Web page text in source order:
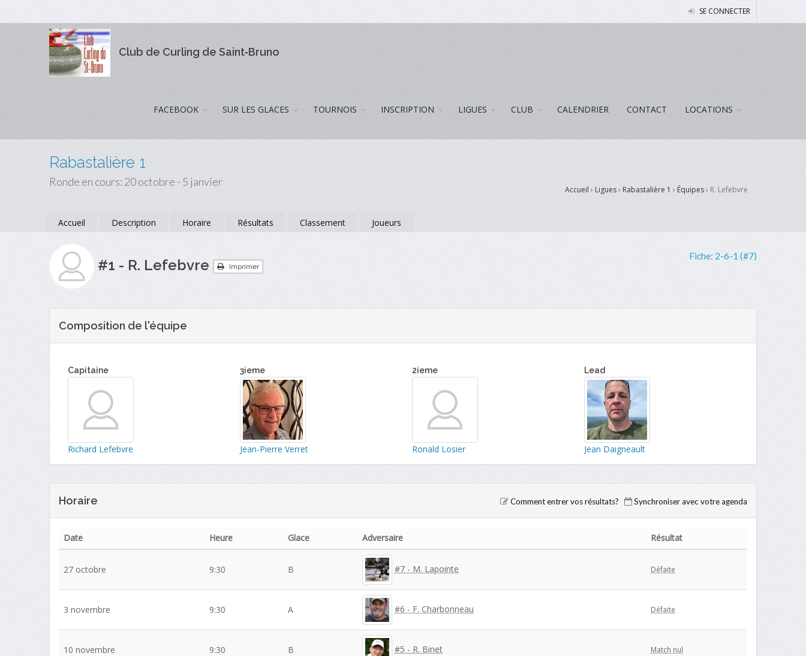
SE CONNECTER
Club de Curling de Saint‑Bruno
FACEBOOK SUR LES GLACES TOURNOIS INSCRIPTION LIGUES CLUB CALENDRIER CONTACT LOCATIONS
Rabastalière 1
Ronde en cours: 20 octobre - 5 janvier
Accueil › Ligues› Rabastalière 1 › Équipes› R. Lefebvre
Accueil Description Horaire Résultats Classement Joueurs
#1 - R. Lefebvre Imprimer
Fiche: 2-6-1 (#7)
Composition de l'équipe
Capitaine
Richard Lefebvre
3ieme
Jean-Pierre Verret
2ieme
Ronald Losier
Lead
Jean Daigneault
Horaire Comment entrer vos résultats? Synchroniser avec votre agenda
Date Heure Glace Adversaire Résultat
27 octobre 9:30 B #7 - M. Lapointe Défaite
3 novembre 9:30 A #6 - F. Charbonneau Défaite
10 novembre 9:30 B #5 - R. Binet Match nul